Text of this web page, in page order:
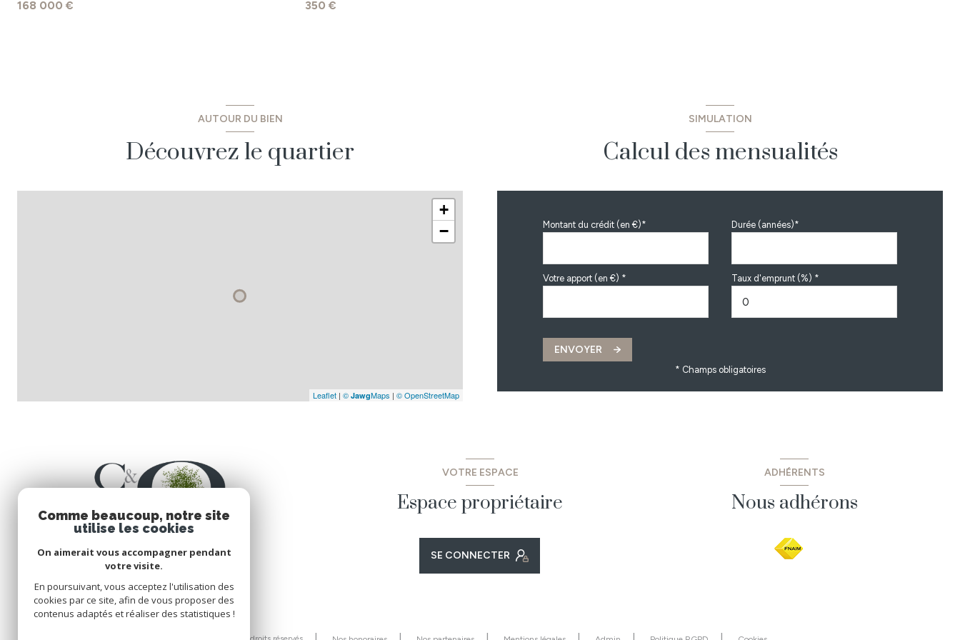
WC
168 000 €
350 €
AUTOUR DU BIEN
Découvrez le quartier
+
−
Leaflet | © JawgMaps | © OpenStreetMap
SIMULATION
Calcul des mensualités
Montant du crédit (en €)* Durée (années)*
Votre apport (en €) * Taux d'emprunt (%) *
ENVOYER
* Champs obligatoires
VOTRE ESPACE
Espace propriétaire
SE CONNECTER
ADHÉRENTS
Nous adhérons
Comme beaucoup, notre site
utilise les cookies
On aimerait vous accompagner pendant
votre visite.
En poursuivant, vous acceptez l'utilisation des
cookies par ce site, afin de vous proposer des
contenus adaptés et réaliser des statistiques !